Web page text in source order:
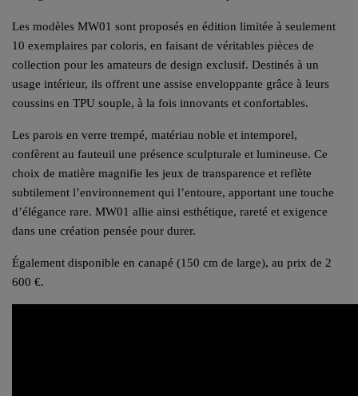
Les modèles MW01 sont proposés en édition limitée à seulement
10 exemplaires par coloris, en faisant de véritables pièces de
collection pour les amateurs de design exclusif. Destinés à un
usage intérieur, ils offrent une assise enveloppante grâce à leurs
coussins en TPU souple, à la fois innovants et confortables.
Les parois en verre trempé, matériau noble et intemporel,
confèrent au fauteuil une présence sculpturale et lumineuse. Ce
choix de matière magnifie les jeux de transparence et reflète
subtilement l’environnement qui l’entoure, apportant une touche
d’élégance rare. MW01 allie ainsi esthétique, rareté et exigence
dans une création pensée pour durer.
Également disponible en canapé (150 cm de large), au prix de 2
600 €.